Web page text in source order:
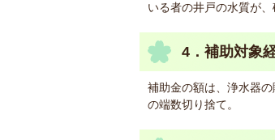
いる者の井戸の水質が
4．補助対象
補助金の額は、浄水器
の端数切り捨て。